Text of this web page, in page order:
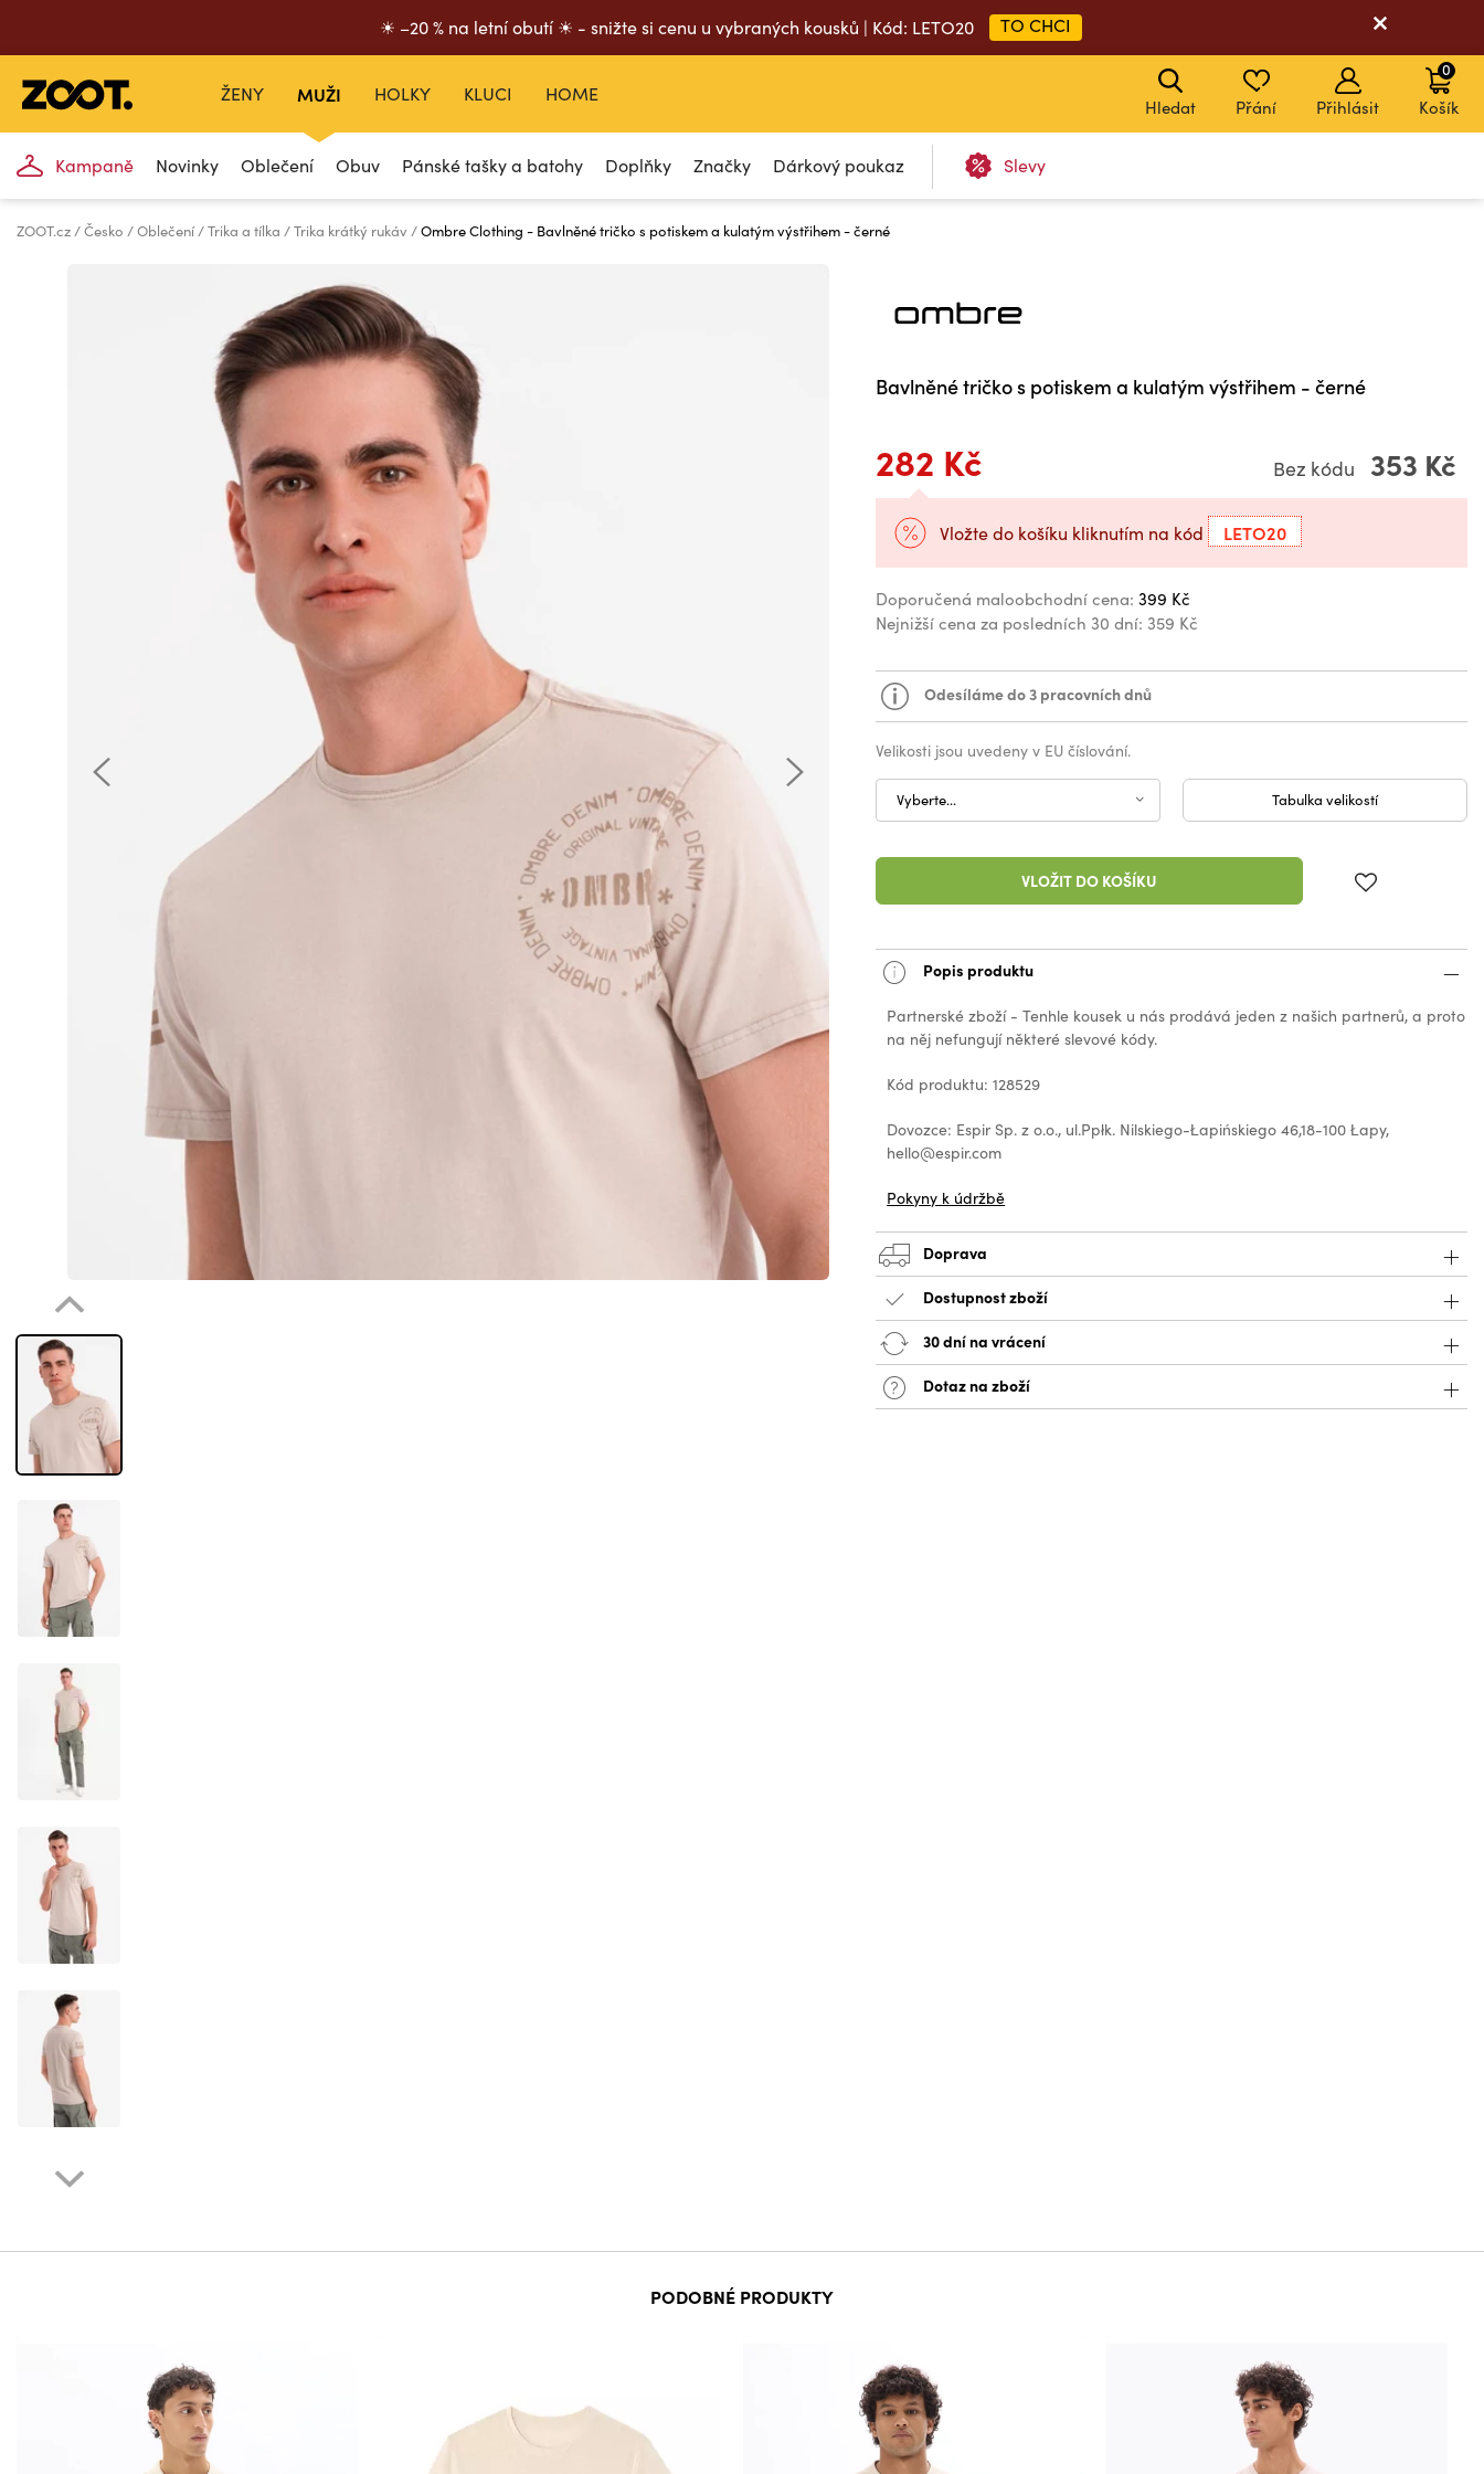
☀ –20 % na letní obutí ☀ - snižte si cenu u vybraných kousků | Kód: LETO20 TO CHCI
ŽENY MUŽI
Kampaně Novinky Oblečení Obuv Pánské tašky a batohy Doplňky Značky Dárkový poukaz Slevy
HOLKY KLUCI HOME
Hledat Přání Přihlásit Košík
0
ZOOT.cz Česko Oblečení Trika a tílka Trika krátký rukáv Ombre Clothing - Bavlněné tričko s potiskem a kulatým výstřihem - černé
Bavlněné tričko s potiskem a kulatým výstřihem - černé
282 Kč Bez kódu 353 Kč
Vložte do košíku kliknutím na kód LETO20
Doporučená maloobchodní cena: 399 Kč
Nejnižší cena za posledních 30 dní: 359 Kč
Odesíláme do 3 pracovních dnů
Velikosti jsou uvedeny v EU číslování.
Vyberte... Tabulka velikostí
VLOŽIT DO KOŠÍKU
Popis produktu
Partnerské zboží - Tenhle kousek u nás prodává jeden z našich partnerů, a proto
na něj nefungují některé slevové kódy.
Kód produktu: 128529
Dovozce: Espir Sp. z o.o., ul.Ppłk. Nilskiego-Łapińskiego 46,18-100 Łapy,
hello@espir.com
Pokyny k údržbě
Doprava
Dostupnost zboží
30 dní na vrácení
Dotaz na zboží
PODOBNÉ PRODUKTY